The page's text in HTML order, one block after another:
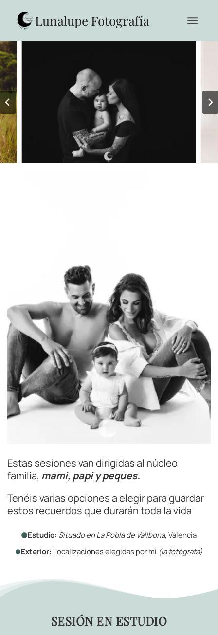
contenido Lunalupe Fotografía
Estas sesiones van dirigidas al núcleo
familia, mami, papi y peques.
Tenéis varias opciones a elegir para guardar
estos recuerdos que durarán toda la vida
Estudio: Situado en La Pobla de Vallbona, Valencia
Exterior: Localizaciones elegidas por mi (la fotógrafa)
SESIÓN EN ESTUDIO